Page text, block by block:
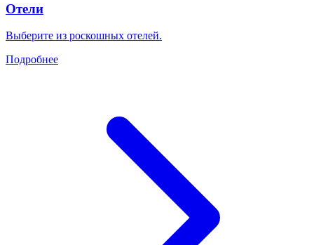
Отели
Выберите из роскошных отелей.
Подробнее